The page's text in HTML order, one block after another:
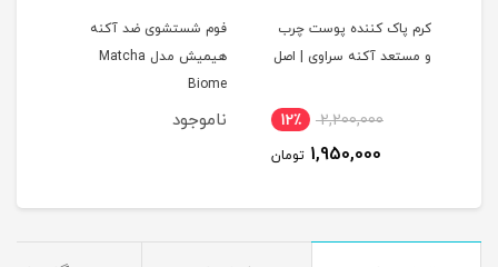
کرم پاک کننده پوست چرب
و مستعد آکنه سراوی | اصل
2,200,000 12٪
1,950,000 تومان
فوم شستشوی ضد آکنه
هیمیش مدل Matcha
Biome
ناموجود